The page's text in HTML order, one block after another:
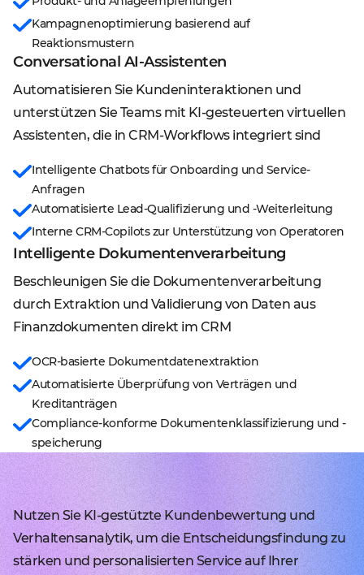
Kampagnenoptimierung basierend auf
Reaktionsmustern
Conversational AI-Assistenten
Automatisieren Sie Kundeninteraktionen und
unterstützen Sie Teams mit KI-gesteuerten virtuellen
Assistenten, die in CRM-Workflows integriert sind
Intelligente Chatbots für Onboarding und Service-
Anfragen
Automatisierte Lead-Qualifizierung und -Weiterleitung
Interne CRM-Copilots zur Unterstützung von Operatoren
Intelligente Dokumentenverarbeitung
Beschleunigen Sie die Dokumentenverarbeitung
durch Extraktion und Validierung von Daten aus
Finanzdokumenten direkt im CRM
OCR-basierte Dokumentdatenextraktion
Automatisierte Überprüfung von Verträgen und
Kreditanträgen
Compliance-konforme Dokumentenklassifizierung und -
speicherung
Nutzen Sie KI-gestützte Kundenbewertung und
Verhaltensanalytik, um die Entscheidungsfindung zu
stärken und personalisierten Service auf Ihrer